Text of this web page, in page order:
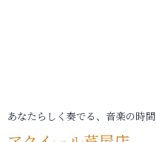
あなたらしく奏でる、音楽の時間